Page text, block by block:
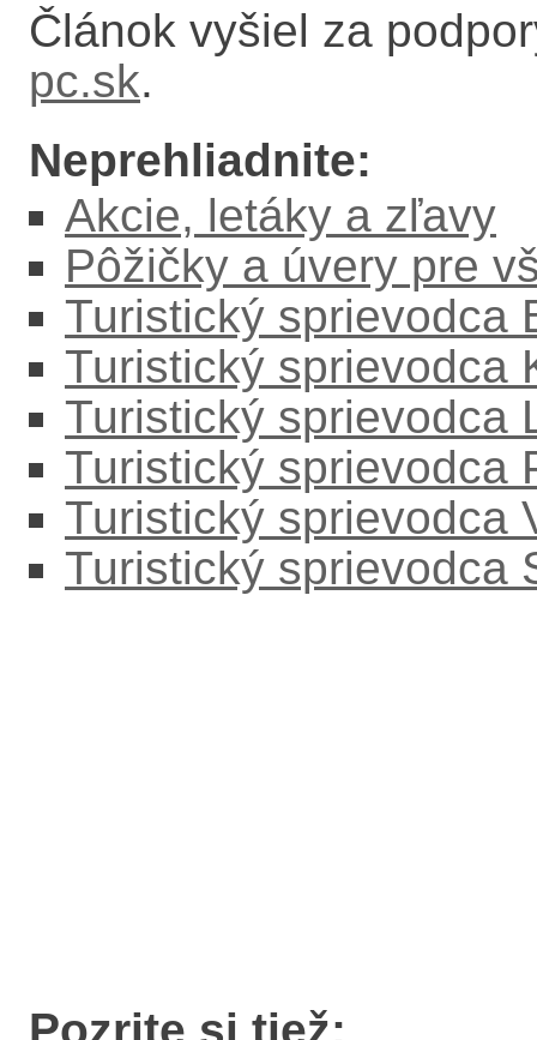
Článok vyšiel za
pc.sk.
Neprehliadnite:
Akcie, letáky a zľavy
Pôžičky a úvery pre
Turistický sprievodca
Turistický sprievodca
Turistický sprievodca
Turistický sprievodca
Turistický sprievodca
Turistický sprievodca